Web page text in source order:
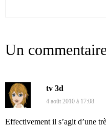
Un
tv 3d
4 août 2010 à 17:08
Effectivement il s’agit d’une